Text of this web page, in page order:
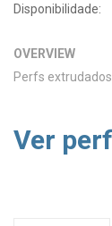
Disponibilidade:
OVERVIEW
Perfs extrudados
Ver